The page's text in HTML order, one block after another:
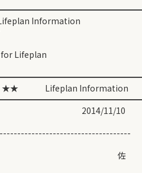
Information
for Lifeplan
★★ Lifeplan Information
11/10
生命保険＞ 佐